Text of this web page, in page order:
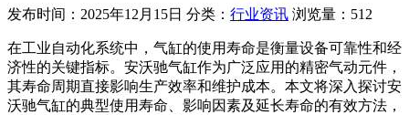
发布时间：2025年12月15日 分类： 行业资讯 浏览量：512
在工业自动化系统中，气缸的使用寿命是衡量设备可靠性和经
济性的关键指标。安沃驰气缸作为广泛应用的精密气动元件，
其寿命周期直接影响生产效率和维护成本。本文将深入探讨安
沃驰气缸的典型使用寿命、影响因素及延长寿命的有效方法，